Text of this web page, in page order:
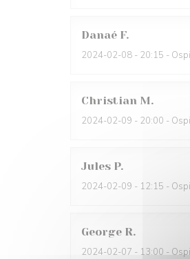
Danaé F
2024-02-08 - 20:15 -
Christian M
2024-02-09 - 20:00 -
Jules P
2024-02-09 - 12:15 -
George R
2024-02-07 - 13:00 -